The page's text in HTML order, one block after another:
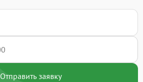
Отправить заявку